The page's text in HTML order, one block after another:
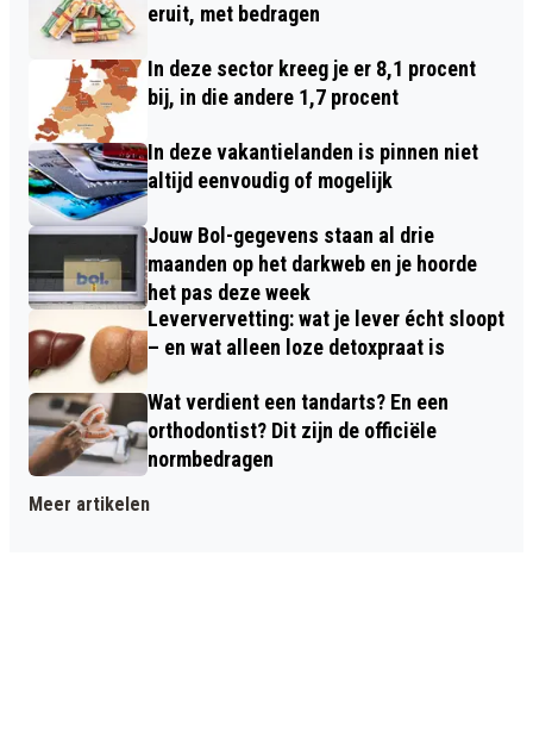
eruit, met bedragen
In deze sector kreeg je er 8,1 procent
bij, in die andere 1,7 procent
In deze vakantielanden is pinnen niet
altijd eenvoudig of mogelijk
Jouw Bol-gegevens staan al drie
maanden op het darkweb en je hoorde
het pas deze week
Leververvetting: wat je lever écht sloopt
– en wat alleen loze detoxpraat is
Wat verdient een tandarts? En een
orthodontist? Dit zijn de officiële
normbedragen
Meer artikelen